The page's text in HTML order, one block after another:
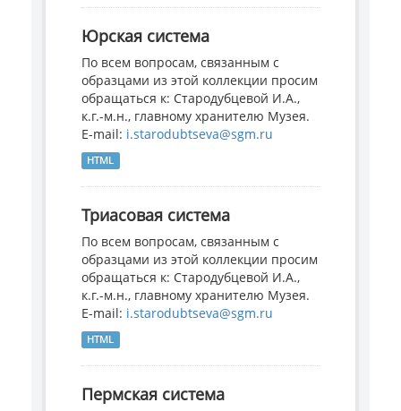
Юрская система
По всем вопросам, связанным с
образцами из этой коллекции просим
обращаться к: Стародубцевой И.А.,
к.г.-м.н., главному хранителю Музея.
E-mail: i.starodubtseva@sgm.ru
HTML
Триасовая система
По всем вопросам, связанным с
образцами из этой коллекции просим
обращаться к: Стародубцевой И.А.,
к.г.-м.н., главному хранителю Музея.
E-mail: i.starodubtseva@sgm.ru
HTML
Пермская система